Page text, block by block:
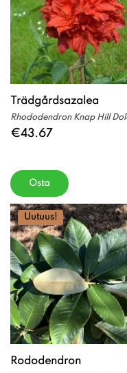
Trädgårdsazalea
Rhododendron Knap Hill
€43.67
Osta
Uutuus!
Rododendron